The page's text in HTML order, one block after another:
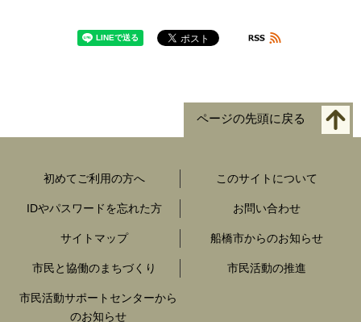
ページの先頭に戻る
初めてご利用の方へ このサイトについて
IDやパスワードを忘れた方 お問い合わせ
サイトマップ 船橋市からのお知らせ
市民と協働のまちづくり 市民活動の推進
市民活動サポートセンターから
のお知らせ